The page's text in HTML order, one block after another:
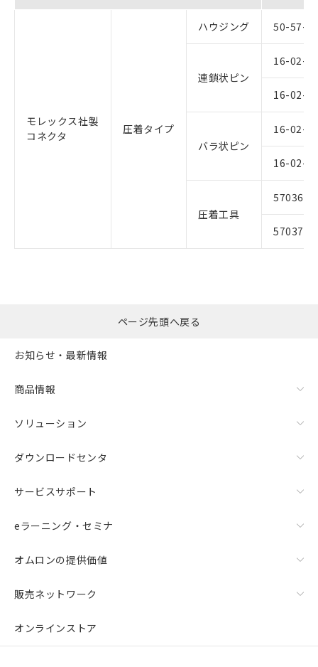
モレックス社製
コネクタ
圧着タイプ
ハウジング 50-57-
連鎖状ピン
16-02-
16-02-
バラ状ピン
16-02-
16-02-
圧着工具
57036-
57037-
ページ先頭へ戻る
お知らせ・最新情報
商品情報
ソリューション
ダウンロードセンタ
サービスサポート
eラーニング・セミナ
オムロンの提供価値
販売ネットワーク
オンラインストア